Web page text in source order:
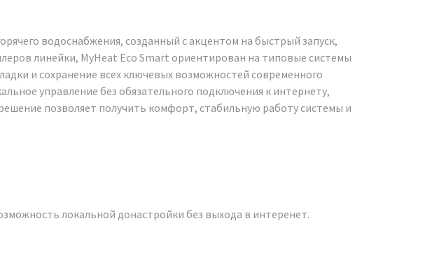
водоснабжения, созданный с акцентом на быстрый запуск,
линейки, MyHeat Eco Smart ориентирован на типовые системы
и сохранение всех ключевых возможностей современного
управление без обязательного подключения к интернету,
позволяет получить комфорт, стабильную работу системы и
локальной донастройки без выхода в интеренет.